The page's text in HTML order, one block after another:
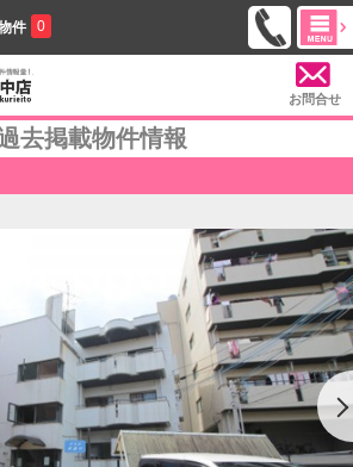
件 0
お問合せ
去掲載物件情報